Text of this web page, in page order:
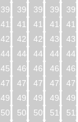
395 396 397 398
411 412 413 414
427 428 429 430
443 444 445 446
459 460 461 462
475 476 477 478
491 492 493 494
507 508 509 510